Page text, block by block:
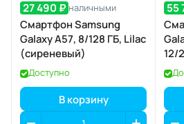
27 490 ₽ наличными
Смартфон Samsung
Galaxy A57, 8/128 ГБ, Lilac
(сиреневый)
Доступно
В корзину
55
12/